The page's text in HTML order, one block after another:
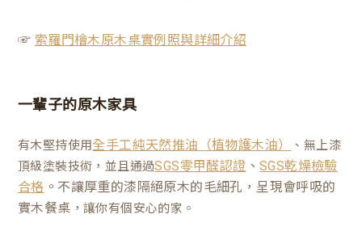
☞ 索羅門檜木原木桌實例照與詳細介紹
一輩子的原木家具
有木堅持使用全手工純天然推油（植物護木油）
、無上漆
頂級塗裝技術，並且通過SGS零甲醛認證 、SGS乾燥檢驗
合格 。不讓厚重的漆隔絕原木的毛細孔，呈現會呼吸的
實木餐桌 ，讓你有個安心的家。